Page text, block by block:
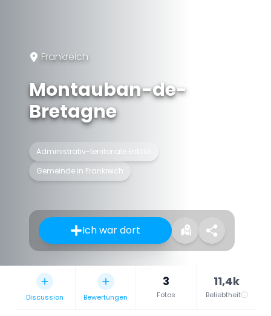
Frankreich
Montauban-de-
Bretagne
Administrativ-territoriale Entität
Gemeinde in Frankreich
Ich war dort
Discussion Bewertungen
3
Fotos
11,4k
Beliebtheit